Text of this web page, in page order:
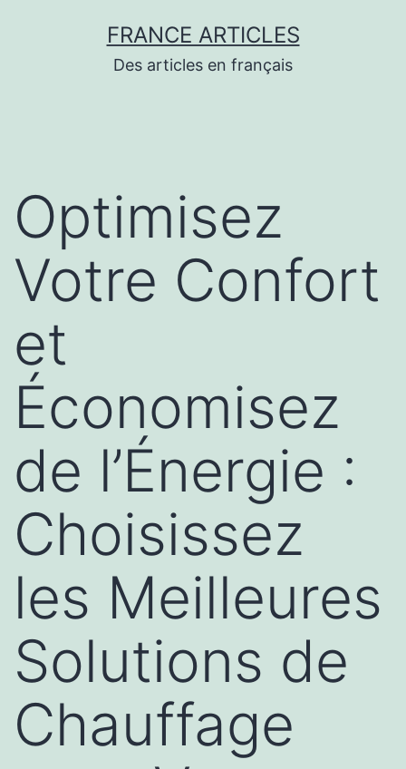
FRANCE ARTICLES
Des articles en français
Optimisez
Votre Confort
et
Économisez
de l’Énergie :
Choisissez
les Meilleures
Solutions de
Chauffage